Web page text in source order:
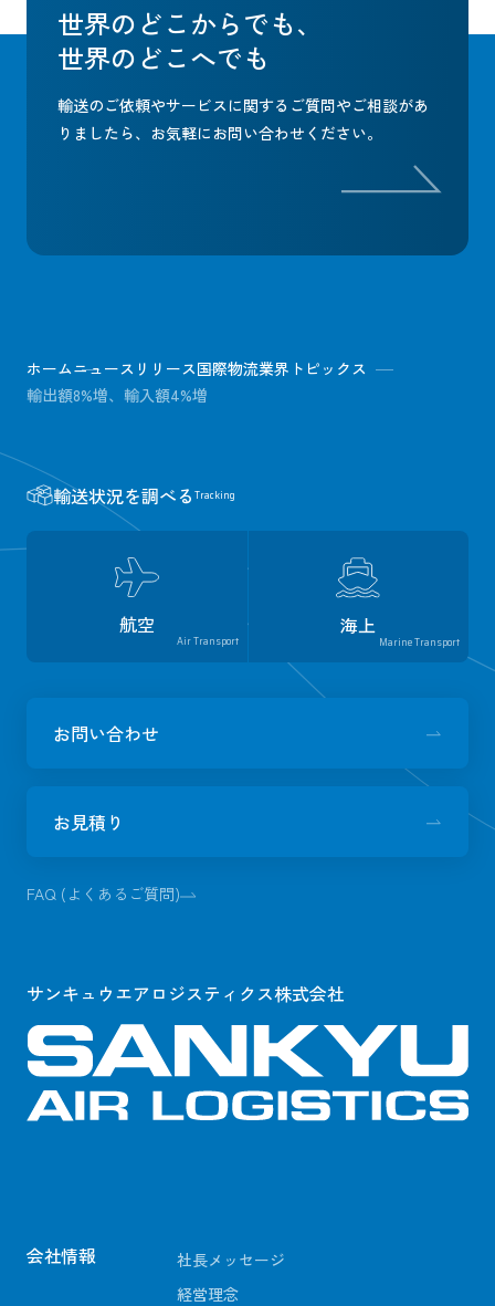
世界のどこからでも、
世界のどこへでも
輸送のご依頼やサービスに関するご質問やご相談があ
りましたら、 お気軽にお問い合わせください。
ホームニュースリリース国際物流業界トピックス
輸出額8%増、輸入額4%増
輸送状況を調べる Tracking
航空
Air Transport
海上
Marine Transport
お問い合わせ
お見積り
FAQ (よくあるご質問)
サンキュウエアロジスティクス株式会社
会社情報
社長メッセージ
経営理念